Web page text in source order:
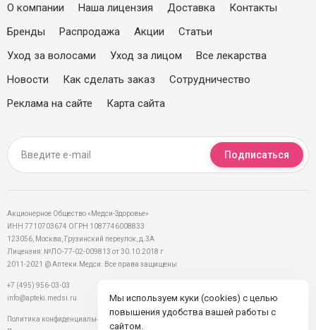
О компании Наша лицензия Доставка
Контакты
Бренды
Распродажа Акции
Статьи
Уход за волосами
Уход за лицом
Все лекарства
Новости
Как сделать заказ
Сотрудничество
Реклама на сайте
Карта сайта
Подписаться
Акционерное Общество «Медси-Здоровье»
ИНН 7710703674 ОГРН 1087746008833
123056, Москва, Грузинский переулок, д.3А
Лицензия: №ЛО-77-02-009813 от 30.10.2018 г
2011-2021 @ Аптеки.Медси. Все права защищены
+7 (495) 956-03-03
info@apteki.medsi.ru
Политика конфиденциальности
Мы используем куки (cookies) с целью
повышения удобства вашей работы с
сайтом.